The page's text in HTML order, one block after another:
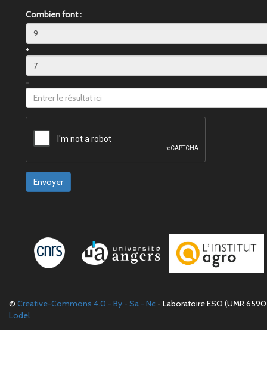
Combien font :
+
=
Envoyer
© Creative-Commons 4.0 - By - Sa - Nc - Laboratoire ESO (UMR
Lodel